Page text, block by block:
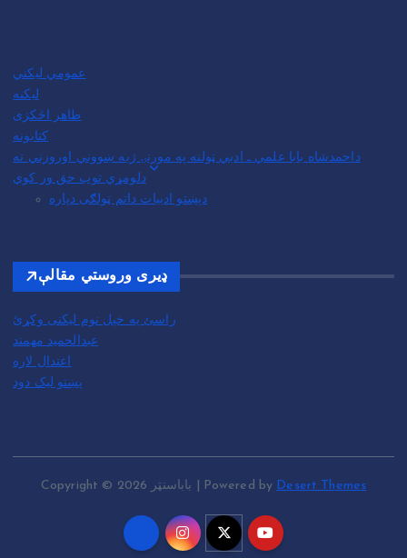
عمومي لیکني
لیکنه
طاهر اڅکزی
کتابونه
داحمدشاه بابا علمي ـ ادبي ټولنه په مورنۍ ژبه ښووني اوروزني ته
دلومړي توب حق ور کوي
دپښتو ادبیات داتم ټولګی دپاره
ډیری وروستي مقالې
راسئ په خپل نوم لیکنی وکړئ
عبدالحمید مهمند
اعتدال لاره
پښتو لیک دود
Copyright © 2026 باباسنټر | Powered by Desert Themes